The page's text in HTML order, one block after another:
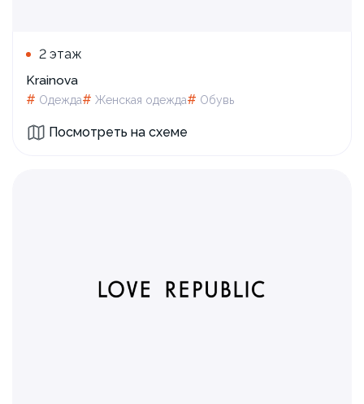
2 этаж
Krainova
# Одежда# Женская одежда# Обувь
Посмотреть на схеме